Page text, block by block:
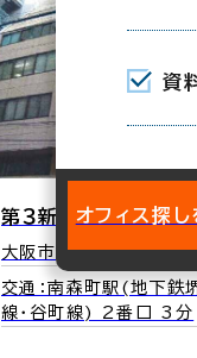
第３新興ビル
大阪市北区西天満3-
交通：南森町駅(地下鉄
線･谷町線) 2番口 3分
資
オフィス探